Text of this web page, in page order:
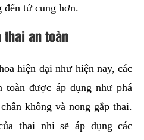
đến tử cung hơn.
thai an toàn
hiện đại như hiện nay, các
toàn được áp dụng như phá
không và nong gắp thai.
thai nhi sẽ áp dụng các